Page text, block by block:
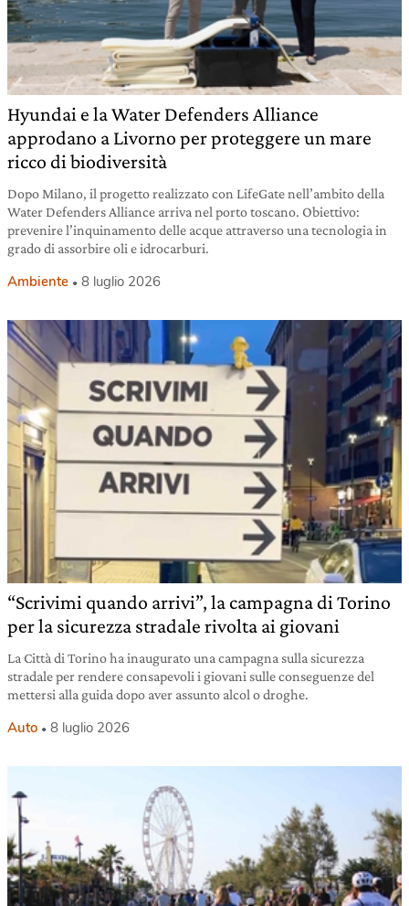
Hyundai e la Water Defenders Alliance
approdano a Livorno per proteggere un mare
ricco di biodiversità
Dopo Milano, il progetto realizzato con LifeGate nell’ambito della
Water Defenders Alliance arriva nel porto toscano. Obiettivo:
prevenire l’inquinamento delle acque attraverso una tecnologia in
grado di assorbire oli e idrocarburi.
Ambiente 8 luglio 2026
“Scrivimi quando arrivi”, la campagna di Torino
per la sicurezza stradale rivolta ai giovani
La Città di Torino ha inaugurato una campagna sulla sicurezza
stradale per rendere consapevoli i giovani sulle conseguenze del
mettersi alla guida dopo aver assunto alcol o droghe.
Auto 8 luglio 2026